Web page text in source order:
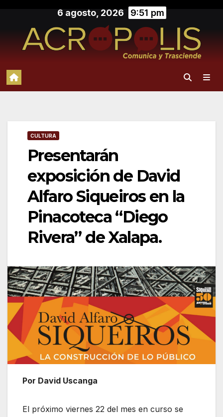
contenido
6 agosto, 2026 9:51 pm
CULTURA
Presentarán
exposición de David
Alfaro Siqueiros en la
Pinacoteca “Diego
Rivera” de Xalapa.
Por David Uscanga
El próximo viernes 22 del mes en curso se